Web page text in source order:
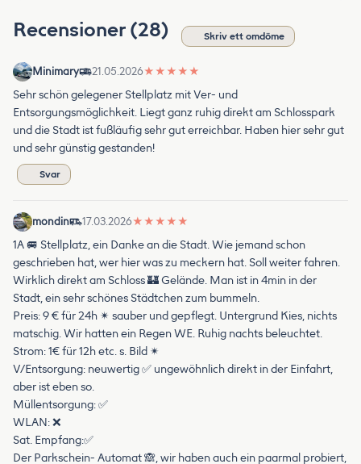
Recensioner (28) Skriv ett omdöme
Minimary 21.05.2026★ ★ ★ ★ ★
Sehr schön gelegener Stellplatz mit Ver- und
Entsorgungsmöglichkeit. Liegt ganz ruhig direkt am Schlosspark
und die Stadt ist fußläufig sehr gut erreichbar. Haben hier sehr gut
und sehr günstig gestanden!
Svar
mondin 17.03.2026★ ★ ★ ★ ★
1A 🚐 Stellplatz, ein Danke an die Stadt. Wie jemand schon
geschrieben hat, wer hier was zu meckern hat. Soll weiter fahren.
Wirklich direkt am Schloss 🏰 Gelände. Man ist in 4min in der
Stadt, ein sehr schönes Städtchen zum bummeln.
Preis: 9 € für 24h ✴ sauber und gepflegt. Untergrund Kies, nichts
matschig. Wir hatten ein Regen WE. Ruhig nachts beleuchtet.
Strom: 1€ für 12h etc. s. Bild ✴
V/Entsorgung: neuwertig ✅ ungewöhnlich direkt in der Einfahrt,
aber ist eben so.
Müllentsorgung: ✅
WLAN: ❌
Sat. Empfang:✅
Der Parkschein- Automat 🙈, wir haben auch ein paarmal probiert,